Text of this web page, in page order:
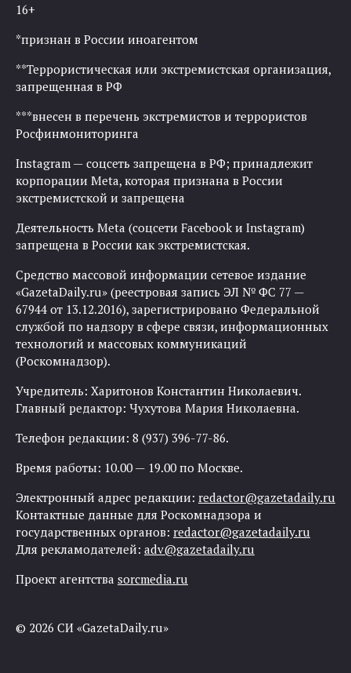
16+
*признан в России иноагентом
**Террористическая или экстремистская организация,
запрещенная в РФ
***внесен в перечень экстремистов и террористов
Росфинмониторинга
Instagram — соцсеть запрещена в РФ; принадлежит
корпорации Meta, которая признана в России
экстремистской и запрещена
Деятельность Meta (соцсети Facebook и Instagram)
запрещена в России как экстремистская.
Средство массовой информации сетевое издание
«GazetaDaily.ru» (реестровая запись ЭЛ № ФС 77 —
67944 от 13.12.2016), зарегистрировано Федеральной
службой по надзору в сфере связи, информационных
технологий и массовых коммуникаций
(Роскомнадзор).
Учредитель: Харитонов Константин Николаевич.
Главный редактор: Чухутова Мария Николаевна.
Телефон редакции: 8 (937) 396-77-86.
Время работы: 10.00 — 19.00 по Москве.
Электронный адрес редакции: redactor@gazetadaily.ru
Контактные данные для Роскомнадзора и
государственных органов: redactor@gazetadaily.ru
Для рекламодателей: adv@gazetadaily.ru
Проект агентства sorcmedia.ru
© 2026 СИ «GazetaDaily.ru»